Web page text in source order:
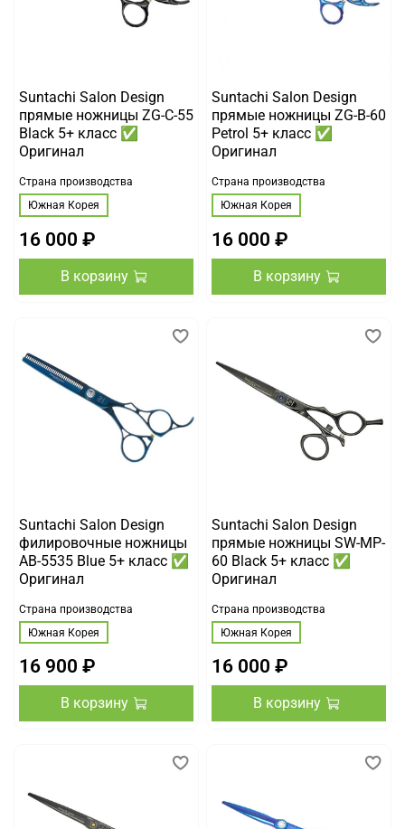
Suntachi Salon Design
прямые ножницы ZG-C-55
Black 5+ класс ✅
Оригинал
Страна производства
Южная Корея
16 000 ₽
В корзину
Suntachi Salon Design
прямые ножницы ZG-B-60
Petrol 5+ класс ✅
Оригинал
Страна производства
Южная Корея
16 000 ₽
В корзину
Suntachi Salon Design
филировочные ножницы
AB-5535 Blue 5+ класс ✅
Оригинал
Страна производства
Южная Корея
16 900 ₽
В корзину
Suntachi Salon Design
прямые ножницы SW-MP-
60 Black 5+ класс ✅
Оригинал
Страна производства
Южная Корея
16 000 ₽
В корзину